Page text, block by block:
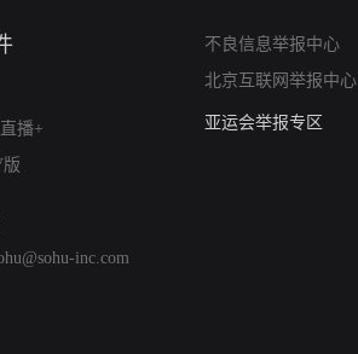
直播+
不良信息举报中心
北京互联网举报中心
算法推荐专项举报
亚运会举报专区
inc.com